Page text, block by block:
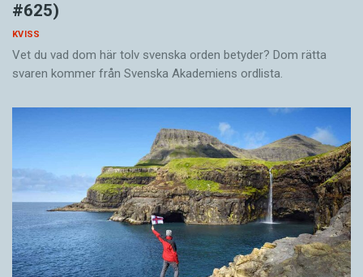
#625)
KVISS
Vet du vad dom här tolv svenska orden betyder? Dom rätta
svaren kommer från Svenska Akademiens ordlista.